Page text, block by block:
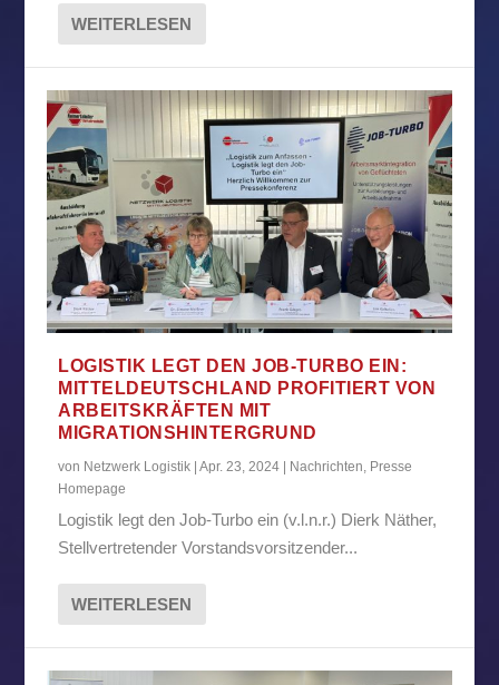
WEITERLESEN
LOGISTIK LEGT DEN JOB-TURBO EIN:
MITTELDEUTSCHLAND PROFITIERT VON
ARBEITSKRÄFTEN MIT
MIGRATIONSHINTERGRUND
von Netzwerk Logistik |Apr. 23, 2024 Nachrichten, Presse
Homepage
Logistik legt den Job-Turbo ein (v.l.n.r.) Dierk Näther,
Stellvertretender Vorstandsvorsitzender...
WEITERLESEN